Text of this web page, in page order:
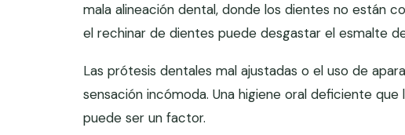
mala alineación dental, donde los dientes no están
el rechinar de dientes puede desgastar el esmalte
Las prótesis dentales mal ajustadas o el uso de
sensación incómoda. Una higiene oral deficiente
puede ser un factor.